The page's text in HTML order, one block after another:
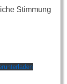
Stimmung